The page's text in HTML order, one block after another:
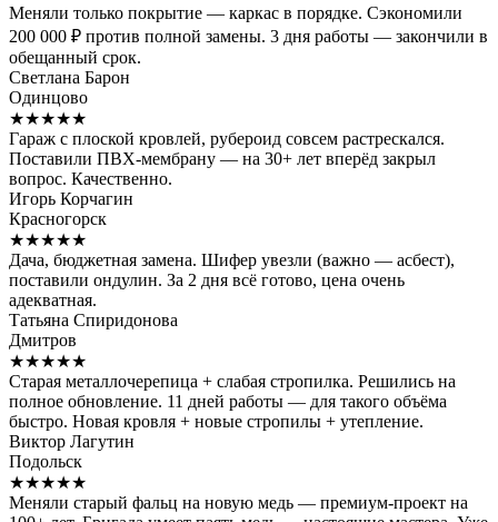
Меняли только покрытие — каркас в порядке. Сэкономили
200 000 ₽ против полной замены. 3 дня работы — закончили в
обещанный срок.
Светлана Барон
Одинцово
★★★★★
Гараж с плоской кровлей, рубероид совсем растрескался.
Поставили ПВХ-мембрану — на 30+ лет вперёд закрыл
вопрос. Качественно.
Игорь Корчагин
Красногорск
★★★★★
Дача, бюджетная замена. Шифер увезли (важно — асбест),
поставили ондулин. За 2 дня всё готово, цена очень
адекватная.
Татьяна Спиридонова
Дмитров
★★★★★
Старая металлочерепица + слабая стропилка. Решились на
полное обновление. 11 дней работы — для такого объёма
быстро. Новая кровля + новые стропилы + утепление.
Виктор Лагутин
Подольск
★★★★★
Меняли старый фальц на новую медь — премиум-проект на